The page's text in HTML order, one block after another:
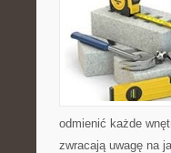
odmienić każde
zwracają uwagę na